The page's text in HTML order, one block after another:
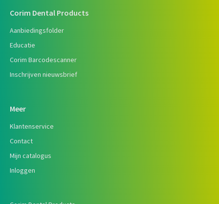
Corim Dental Products
Aanbiedingsfolder
Educatie
Corim Barcodescanner
Inschrijven nieuwsbrief
Meer
Klantenservice
Contact
Mijn catalogus
Inloggen